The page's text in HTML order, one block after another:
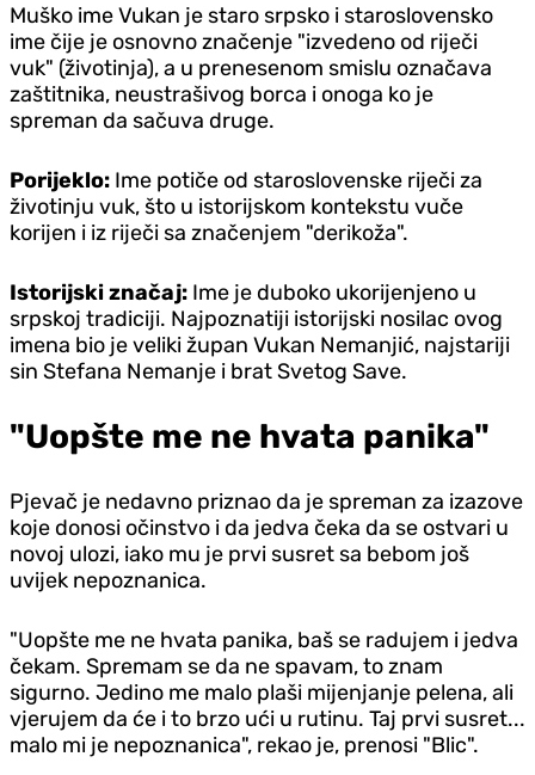
Muško ime Vukan je staro srpsko i staroslovensko
ime čije je osnovno značenje "izvedeno od riječi
vuk" (životinja), a u prenesenom smislu označava
zaštitnika, neustrašivog borca i onoga ko je
spreman da sačuva druge.
Porijeklo: Ime potiče od staroslovenske riječi za
životinju vuk, što u istorijskom kontekstu vuče
korijen i iz riječi sa značenjem "derikoža".
Istorijski značaj: Ime je duboko ukorijenjeno u
srpskoj tradiciji. Najpoznatiji istorijski nosilac ovog
imena bio je veliki župan Vukan Nemanjić, najstariji
sin Stefana Nemanje i brat Svetog Save.
"Uopšte me ne hvata panika"
Pjevač je nedavno priznao da je spreman za izazove
koje donosi očinstvo i da jedva čeka da se ostvari u
novoj ulozi, iako mu je prvi susret sa bebom još
uvijek nepoznanica.
"Uopšte me ne hvata panika, baš se radujem i jedva
čekam. Spremam se da ne spavam, to znam
sigurno. Jedino me malo plaši mijenjanje pelena, ali
vjerujem da će i to brzo ući u rutinu. Taj prvi susret...
malo mi je nepoznanica", rekao je, prenosi "Blic".